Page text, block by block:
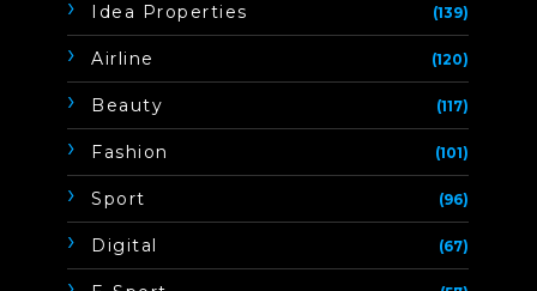
Idea Properties (139)
Airline (120)
Beauty (117)
Fashion (101)
Sport (96)
Digital (67)